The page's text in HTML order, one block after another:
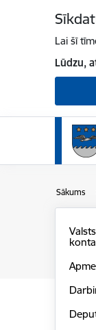
Lai šī
Lūdzu,
Sākums